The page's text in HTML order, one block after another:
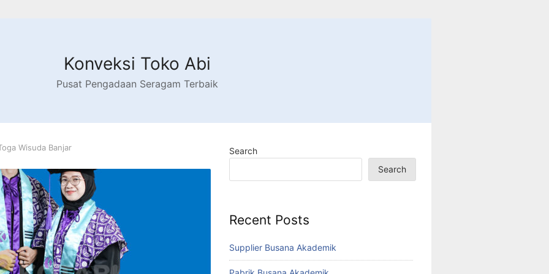
Konveksi Toko Abi
Pusat Pengadaan Seragam Terbaik
Wisuda Banjar
Search
Search
Recent Posts
Supplier Busana Akademik